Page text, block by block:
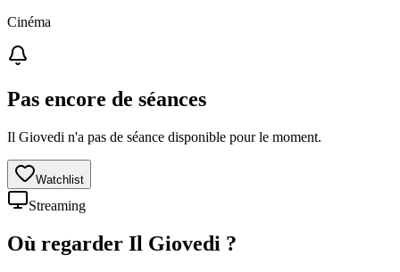
Cinéma
Pas encore de séances
Il Giovedi n'a pas de séance disponible pour le moment.
Watchlist
Streaming
Où regarder Il Giovedi ?